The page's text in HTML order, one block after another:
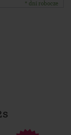
* dni robocze